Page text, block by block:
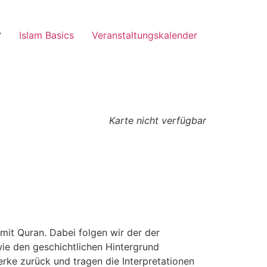
Islam Basics Veranstaltungskalender
Karte nicht verfügbar
Quran. Dabei folgen wir der der
den geschichtlichen Hintergrund
zurück und tragen die Interpretationen